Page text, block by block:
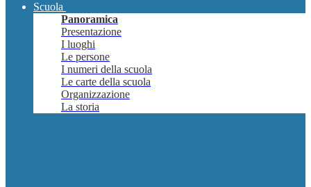
Scuola
Panoramica
Presentazione
I luoghi
Le persone
I numeri della scuola
Le carte della scuola
Organizzazione
La storia